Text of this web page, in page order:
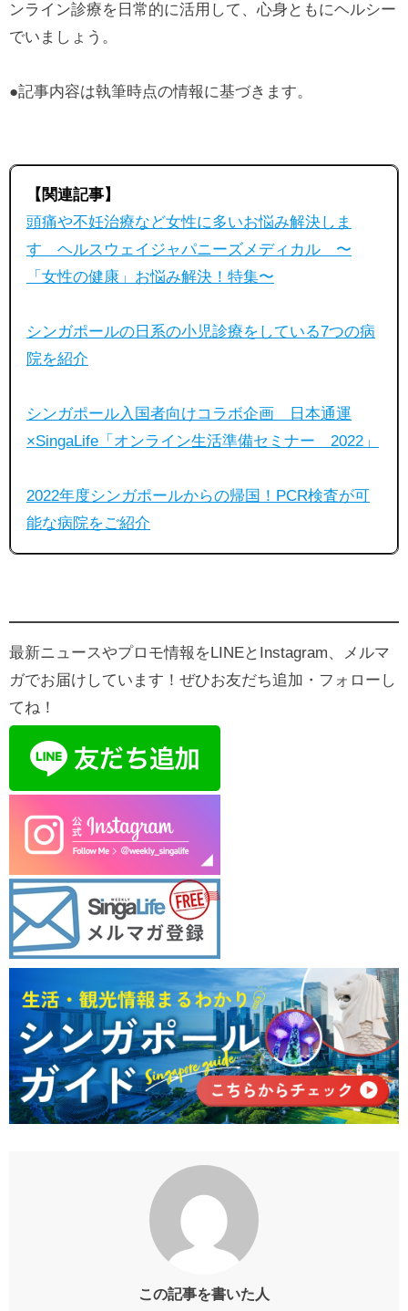
ンライン診療を日常的に活用して、心身ともにヘルシー
でいましょう。
●記事内容は執筆時点の情報に基づきます。
【関連記事】
頭痛や不妊治療など女性に多いお悩み解決しま
す ヘルスウェイジャパニーズメディカル 〜
「女性の健康」お悩み解決！特集〜
シンガポールの日系の小児診療をしている7つの病
院を紹介
シンガポール入国者向けコラボ企画 日本通運
×SingaLife「オンライン生活準備セミナー 2022」
2022年度シンガポールからの帰国！PCR検査が可
能な病院をご紹介
最新ニュースやプロモ情報をLINEとInstagram、メルマ
ガでお届けしています！ぜひお友だち追加・フォローし
てね！
この記事を書いた人